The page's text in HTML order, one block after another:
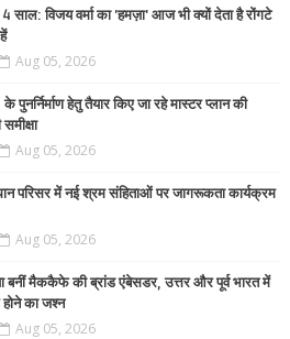
साल: विजय वर्मा का 'हमज़ा' आज भी क्यों देता है रोंगटे
Aug 05, 2026
पुनर्निर्माण हेतु तैयार किए जा रहे मास्टर प्लान की
Aug 05, 2026
परिसर में नई श्रम संहिताओं पर जागरूकता कार्यक्रम
Aug 05, 2026
बनीं मैककैफे की ब्रांड एंबेसडर, उत्तर और पूर्व भारत में
का जश्न
Aug 05, 2026